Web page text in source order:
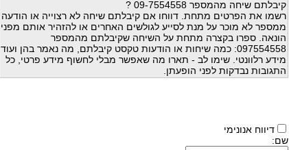
קיבלתם שיחה מהמספר 09-7554558 ?
רשמו את הפרטים מתחת. דווחו אם קיבלתם שיחה לא רצוייה או הודעה
ממספר לא מוכר על מנת לסייע לגולשים האחרים או להזהיר אותם מפני
הונאה. ספרו בקצרה מתחת על השיחה שקיבלתם מהמספר
097554558: כמה שיחות או הודעות טקסט קיבלתם, מה נאמר בהן ועוד
מידע רלוונטי. שימו לב - תארו מה שאפשר מבלי לחשוף מידע פרטי, כל
התגובות נבדקות לפני הופעתן.
דיווח אנונימי
שם: